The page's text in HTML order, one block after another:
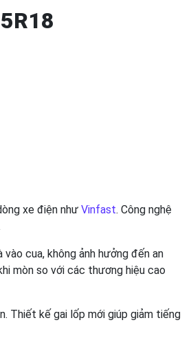
xe điện như Vinfast. Công nghệ
cua, không ảnh hưởng đến an
mòn so với các thương hiệu cao
Thiết kế gai lốp mới giúp giảm tiếng